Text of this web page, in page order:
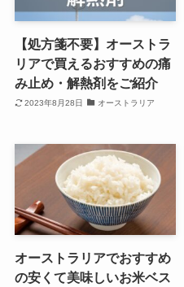
【処方箋不要】オーストラ
リアで買えるおすすめの痛
み止め・解熱剤をご紹介
2023年8月28日 オーストラリア
オーストラリアでおすすめ
の安くて美味しいお米ベス